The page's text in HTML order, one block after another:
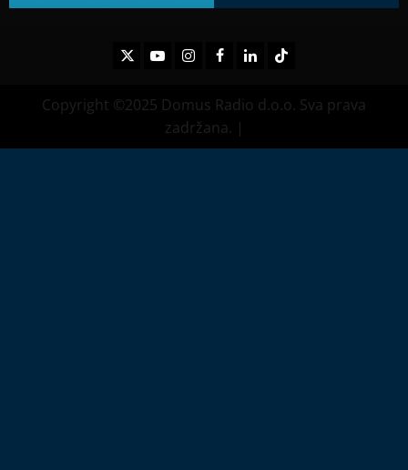
TwitterYoutubeInstagramFacebook
LinkedInTikTok
Copyright ©2025 Domus Radio d.o.o. Sva prava
zadržana. |